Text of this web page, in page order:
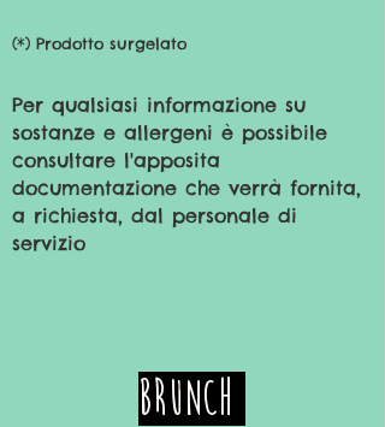
(*) Prodotto surgelato
Per qualsiasi informazione su
sostanze e allergeni è possibile
consultare l'apposita
documentazione che verrà fornita,
a richiesta, dal personale di
servizio
Brunch